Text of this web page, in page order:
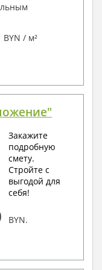
BYN / м²
Закажите
подробную
смету.
Стройте с
выгодой для
себя!
BYN.